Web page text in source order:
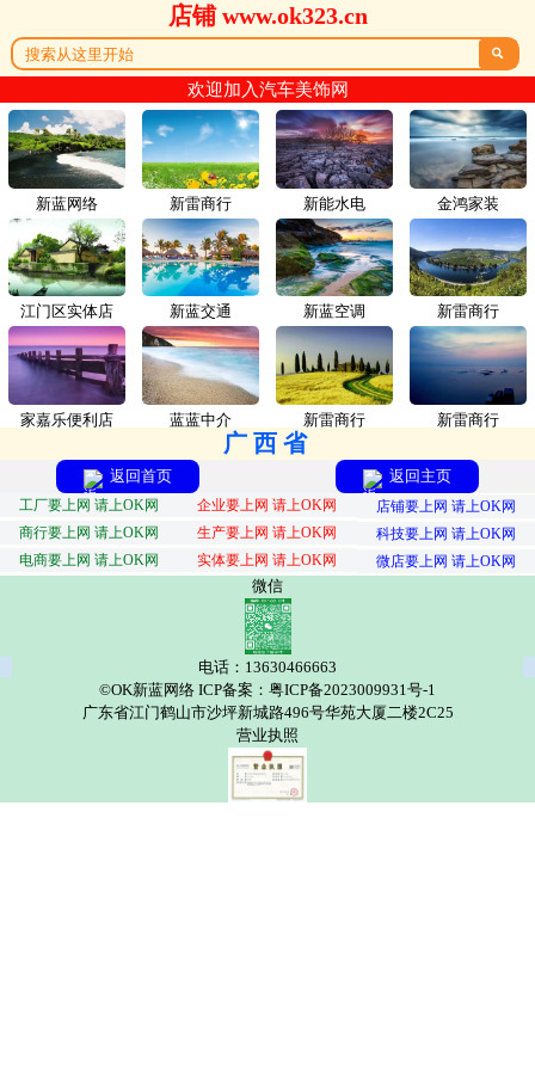
店铺 www.ok323.cn

欢迎加入汽车美饰网
新蓝网络 新雷商行
江门区实体店 新蓝交通
家嘉乐便利店 蓝蓝中介
新能水电 金鸿家装
新蓝空调 新雷商行
新雷商行 新雷商行
广西省
返回首页 返回主页
工厂要上网 请上OK网 企业要上网 请上OK网
店铺要上网 请上OK网
商行要上网 请上OK网
生产要上网 请上OK网
科技要上网 请上OK网
电商要上网 请上OK网
实体要上网 请上OK网 微店要上网 请上OK网
微信
电话：13630466663
©OK新蓝网络 ICP备案：粤ICP备2023009931号-1
广东省江门鹤山市沙坪新城路496号华苑大厦二楼2C25
营业执照